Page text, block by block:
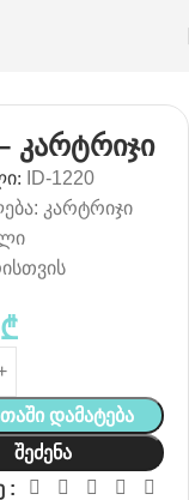
კარტრიჯი
ID-1220
კარტრიჯი
₾
Დამატება
Შეძენა
: